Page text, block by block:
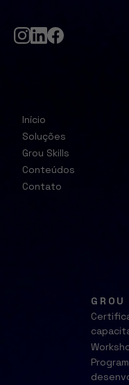
Início
Soluções
Grou Skills
Conteúdos
Contato